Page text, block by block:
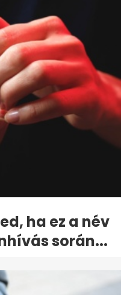
ha ez a név
során...